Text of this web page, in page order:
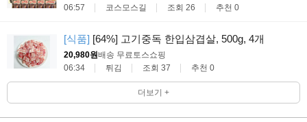
06:57
코스모스길 조회 26 추천 0
[식품] [64%] 고기중독 한입삼겹살, 500g, 4개
20,980원배송 무료 토스쇼핑
06:34
튀김 조회 37 추천 0
더보기 +